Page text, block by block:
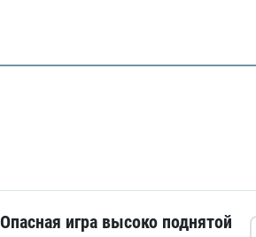
Опасная игра высоко поднятой